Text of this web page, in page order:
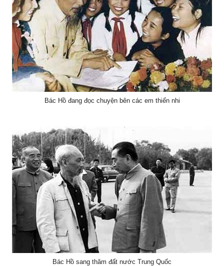
Bác Hồ đang đọc chuyện bên các em thiến nhi
Bác Hồ sang thăm đất nước Trung Quốc